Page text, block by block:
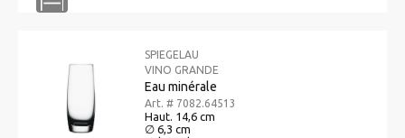
SPIEGELAU
VINO GRANDE
Eau minérale
Art. # 7082.64513
Haut. 14,6 cm
∅ 6,3 cm